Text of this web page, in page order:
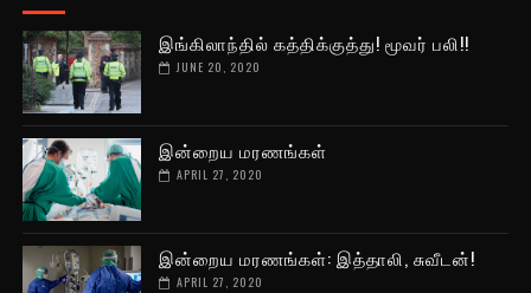
இங்கிலாந்தில் கத்திக்குத்து! மூவர் பலி!!
JUNE 20, 2020
இன்றைய மரணங்கள்
APRIL 27, 2020
இன்றைய மரணங்கள்: இத்தாலி, சுவீடன்!
APRIL 27, 2020